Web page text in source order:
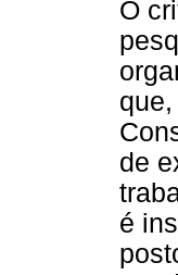
O
de
é